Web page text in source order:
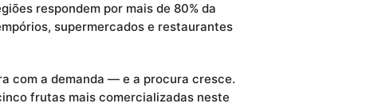
respondem por mais de 80% da
supermercados e restaurantes
com a demanda — e a procura cresce.
frutas mais comercializadas neste